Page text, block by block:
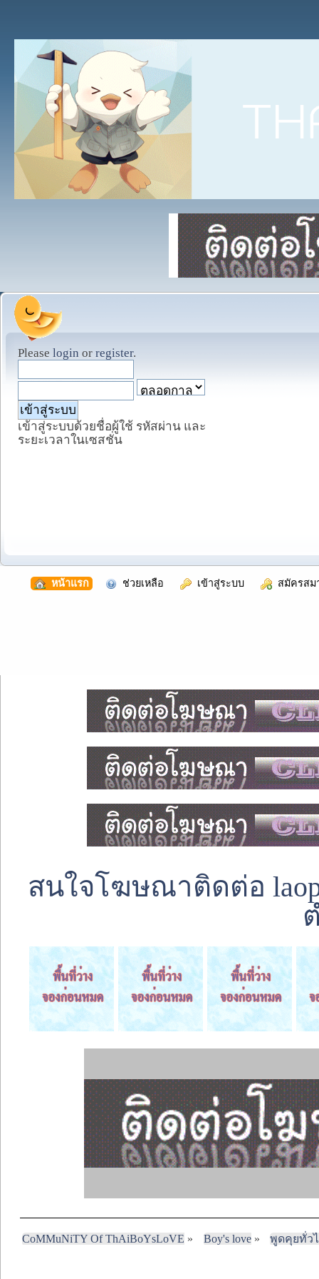
Please login or register.
เข้าสู่ระบบด้วยชื่อผู้ใช้ รหัสผ่าน และ
ระยะเวลาในเซสชั่น
หน้าแรก ช่วยเหลือ เข้าสู่ระบบ สมัครสม
สนใจโฆษณาติดต่อ
CoMMuNiTY Of ThAiBoYsLoVE » Boy's love» พูดคุยทั่ว